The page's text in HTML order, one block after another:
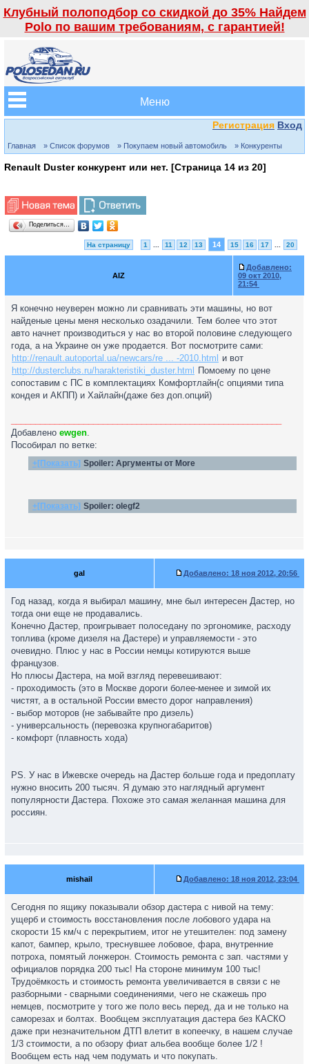
Клубный полоподбор со скидкой до 35% Найдем
Polo по вашим требованиям, с гарантией!
Меню
Регистрация Вход
Главная » Список форумов » Покупаем новый автомобиль » Конкуренты
Renault Duster конкурент или нет. [Страница 14 из 20]
Поделиться…
На страницу 1 11 12 13 14 15 16 17 20
AIZ
Добавлено:
09 окт 2010,
21:54
Я конечно неуверен можно ли сравнивать эти машины, но вот
найденые цены меня несколько озадачили. Тем более что этот
авто начнет производиться у нас во второй половине следующего
года, а на Украине он уже продается. Вот посмотрите сами:
http://renault.autoportal.ua/newcars/re ... -2010.html
и вот
http://dusterclubs.ru/harakteristiki_duster.html
Помоему по цене
сопоставим с ПС в комплектациях Комфортлайн(с опциями типа
кондея и АКПП) и Хайлайн(даже без доп.опций)
Добавлено ewgen.
Пособирал по ветке:
+[Показать] Spoiler: Аргументы от More
+[Показать] Spoiler: olegf2
gal Добавлено: 18 ноя 2012, 20:56
Год назад, когда я выбирал машину, мне был интересен Дастер, но
тогда они еще не продавались.
Конечно Дастер, проигрывает полоседану по эргономике, расходу
топлива (кроме дизеля на Дастере) и управляемости - это
очевидно. Плюс у нас в России немцы котируются выше
французов.
Но плюсы Дастера, на мой взгляд перевешивают:
- проходимость (это в Москве дороги более-менее и зимой их
чистят, а в остальной России вместо дорог направления)
- выбор моторов (не забывайте про дизель)
- универсальность (перевозка крупногабаритов)
- комфорт (плавность хода)
PS. У нас в Ижевске очередь на Дастер больше года и предоплату
нужно вносить 200 тысяч. Я думаю это наглядный аргумент
популярности Дастера. Похоже это самая желанная машина для
россиян.
mishail Добавлено: 18 ноя 2012, 23:04
Сегодня по ящику показывали обзор дастера с нивой на тему:
ущерб и стоимость восстановления после лобового удара на
скорости 15 км/ч с перекрытием, итог не утешителен: под замену
капот, бампер, крыло, треснувшее лобовое, фара, внутренние
потроха, помятый лонжерон. Стоимость ремонта с зап. частями у
официалов порядка 200 тыс! На стороне минимум 100 тыс!
Трудоёмкость и стоимость ремонта увеличивается в связи с не
разборными - сварными соединениями, чего не скажешь про
немцев, посмотрите у того же поло весь перед, да и не только на
саморезах и болтах. Вообщем эксплуатация дастера без КАСКО
даже при незначительном ДТП влетит в копеечку, в нашем случае
1/3 стоимости, а по обзору фиат альбеа вообще более 1/2 !
Вообщем есть над чем подумать и что покупать.